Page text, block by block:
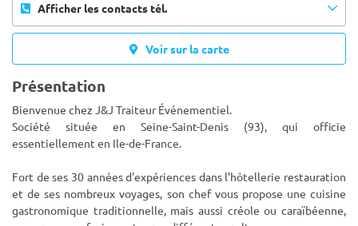
Afficher les contacts tél.
Voir sur la carte
Présentation
Bienvenue chez J&J Traiteur Événementiel.
Société située en Seine-Saint-Denis (93), qui officie
essentiellement en Ile-de-France.
Fort de ses 30 années d'expériences dans l’hôtellerie restauration
et de ses nombreux voyages, son chef vous propose une cuisine
gastronomique traditionnelle, mais aussi créole ou caraïbéenne,